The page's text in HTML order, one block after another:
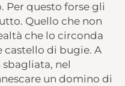
Per questo forse gli
Quello che non
che lo circonda
castello di bugie. A
nel
un domino di